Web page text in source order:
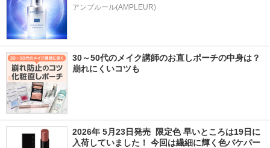
アンプルール(AMPLEUR)
30～50代のメイク講師のお直しポーチの中身は？
崩れにくいコツも
2026年 5月23日発売  限定色 早いところは19日に
入荷していました！ 今回は繊細に輝く色バケパー